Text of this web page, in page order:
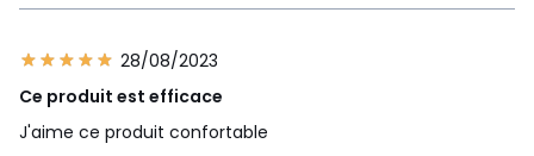
28/08/2023
Ce produit est efficace
J'aime ce produit confortable